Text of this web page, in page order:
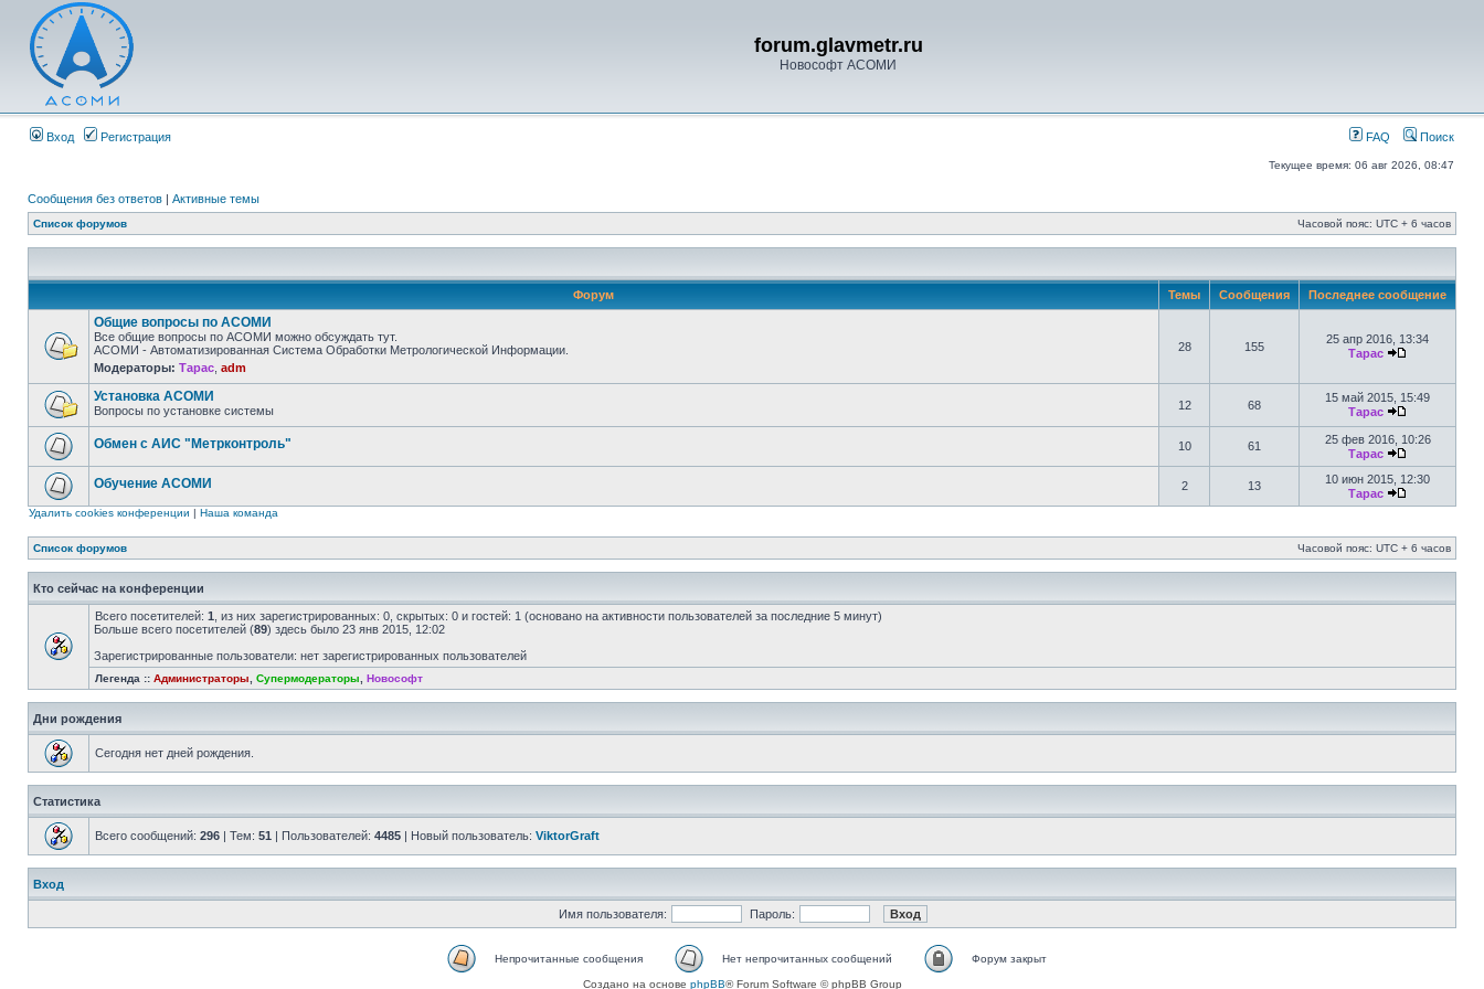
forum.glavmetr.ru
Новософт АСОМИ
Вход Регистрация FAQ Поиск
Текущее время: 06 авг 2026, 08:47
Сообщения без ответов | Активные темы
Список форумов Часовой пояс: UTC + 6 часов
Форум Темы Сообщения Последнее сообщение
Общие вопросы по АСОМИ
Все общие вопросы по АСОМИ можно обсуждать тут.
АСОМИ - Автоматизированная Система Обработки Метрологической Информации.
Модераторы: Тарас adm
28 155
25 апр 2016, 13:34
Тарас
Установка АСОМИ
Вопросы по установке системы 12 68
15 май 2015, 15:49
Тарас
Обмен с АИС "Метрконтроль" 10 61
25 фев 2016, 10:26
Тарас
Обучение АСОМИ 2 13
10 июн 2015, 12:30
Тарас
Удалить cookies конференции | Наша команда
Список форумов Часовой пояс: UTC + 6 часов
Кто сейчас на конференции
Всего посетителей: 1 , из них зарегистрированных: 0, скрытых: 0 и гостей: 1 (основано на активности пользователей за последние 5 минут)
Больше всего посетителей (89) здесь было 23 янв 2015, 12:02
Зарегистрированные пользователи: нет зарегистрированных пользователей
Легенда :: Администраторы Супермодераторы Новософт
Дни рождения
Сегодня нет дней рождения.
Статистика
Всего сообщений: 296 | Тем: 51 | Пользователей: 4485 | Новый пользователь: ViktorGraft
Вход
Имя пользователя: Пароль:
Непрочитанные сообщения Нет непрочитанных сообщений Форум закрыт
Создано на основе phpBB® Forum Software © phpBB Group